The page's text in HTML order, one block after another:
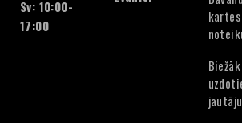
Sv: 10:00-
17:00
kartes
Biežāk